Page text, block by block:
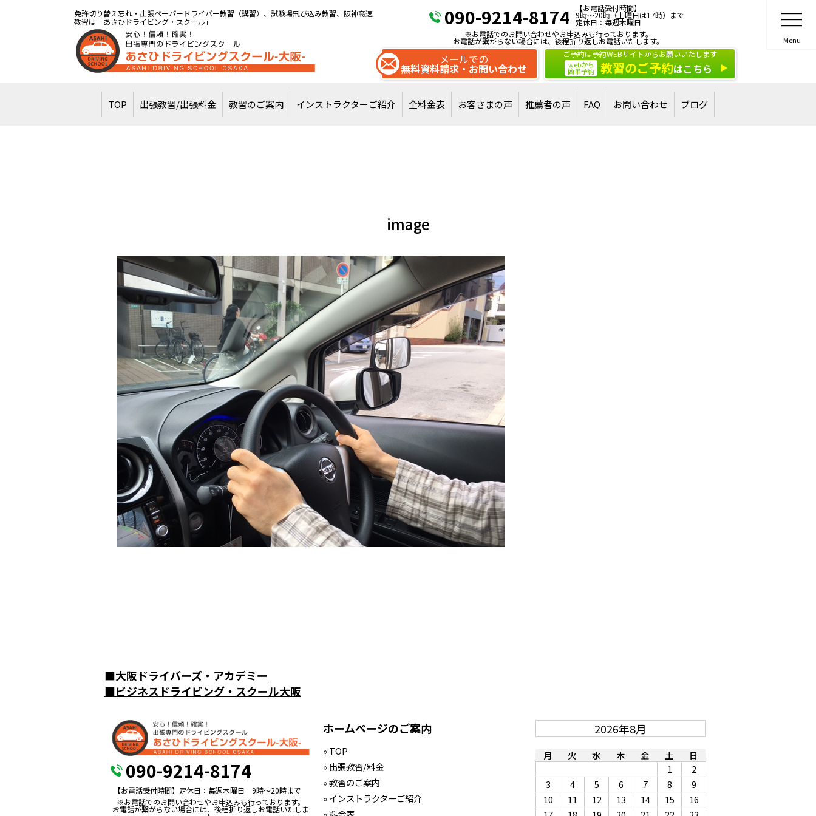
免許切り替え忘れ・出張ペーパードライバー教習（講習）、試験場飛び込み教習、阪神高速
教習は「あさひドライビング・スクール」
090-9214-8174 【お電話受付時間】
9時～20時（土曜日は17時）まで
定休日：毎週木曜日
※お電話でのお問い合わせやお申込みも行っております。
お電話が繋がらない場合には、後程折り返しお電話いたします。
メールでの
無料資料請求・お問い合わせ
ご予約は予約WEBサイトからお願いいたします
webから
簡単予約 教習のご予約はこちら
TOP 出張教習/出張料金 教習のご案内 インストラクターご紹介 全料金表 お客さまの声 推薦者の声 FAQ お問い合わせ ブログ
image
■大阪ドライバーズ・アカデミー
■ビジネスドライビング・スクール大阪
090-9214-8174
【お電話受付時間】定休日：毎週木曜日 9時〜20時まで
※お電話でのお問い合わせやお申込みも行っております。
お電話が繋がらない場合には、後程折り返しお電話いたしま
ホームページのご案内
» TOP
» 出張教習/料金
» 教習のご案内
» インストラクターご紹介
2026年8月
月 火 水 木 金 土
日
1
2
3
4 5 6 7 8
9
10
11 12 13 14 15
16